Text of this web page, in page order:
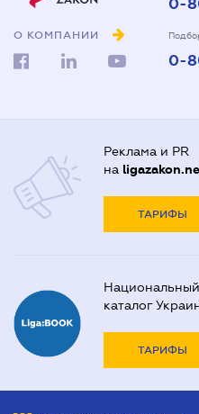
О КОМПАНИИ
0-
0-
Реклама и PR
на
ТАРИФЫ
каталог
ТАРИФЫ